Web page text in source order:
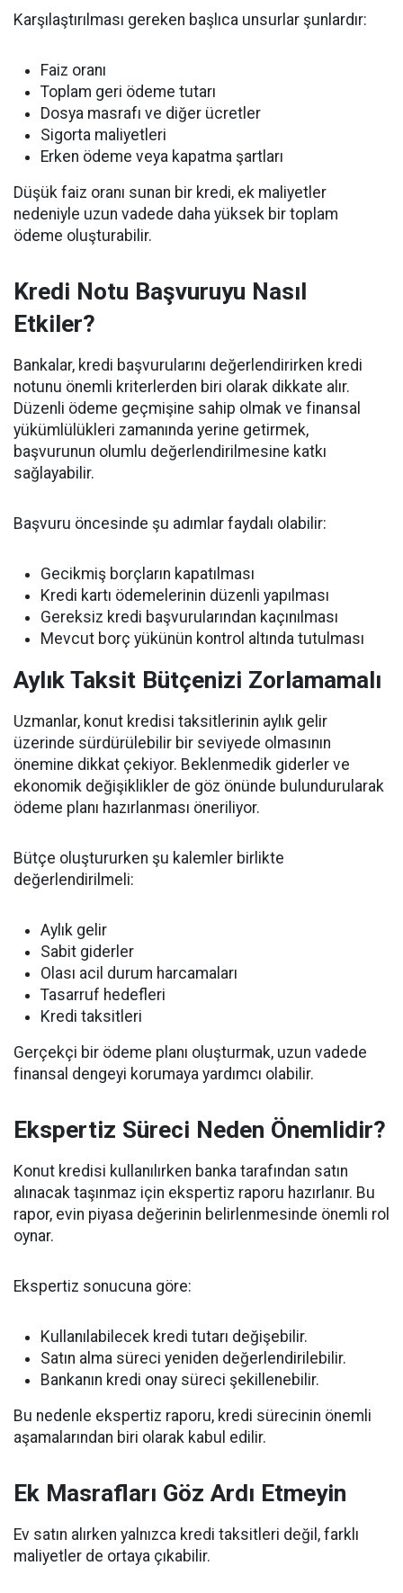
Karşılaştırılması gereken başlıca unsurlar şunlardır:
Faiz oranı
Toplam geri ödeme tutarı
Dosya masrafı ve diğer ücretler
Sigorta maliyetleri
Erken ödeme veya kapatma şartları
Düşük faiz oranı sunan bir kredi, ek maliyetler
nedeniyle uzun vadede daha yüksek bir toplam
ödeme oluşturabilir.
Kredi Notu Başvuruyu Nasıl
Etkiler?
Bankalar, kredi başvurularını değerlendirirken kredi
notunu önemli kriterlerden biri olarak dikkate alır.
Düzenli ödeme geçmişine sahip olmak ve finansal
yükümlülükleri zamanında yerine getirmek,
başvurunun olumlu değerlendirilmesine katkı
sağlayabilir.
Başvuru öncesinde şu adımlar faydalı olabilir:
Gecikmiş borçların kapatılması
Kredi kartı ödemelerinin düzenli yapılması
Gereksiz kredi başvurularından kaçınılması
Mevcut borç yükünün kontrol altında tutulması
Aylık Taksit Bütçenizi Zorlamamalı
Uzmanlar, konut kredisi taksitlerinin aylık gelir
üzerinde sürdürülebilir bir seviyede olmasının
önemine dikkat çekiyor. Beklenmedik giderler ve
ekonomik değişiklikler de göz önünde bulundurularak
ödeme planı hazırlanması öneriliyor.
Bütçe oluştururken şu kalemler birlikte
değerlendirilmeli:
Aylık gelir
Sabit giderler
Olası acil durum harcamaları
Tasarruf hedefleri
Kredi taksitleri
Gerçekçi bir ödeme planı oluşturmak, uzun vadede
finansal dengeyi korumaya yardımcı olabilir.
Ekspertiz Süreci Neden Önemlidir?
Konut kredisi kullanılırken banka tarafından satın
alınacak taşınmaz için ekspertiz raporu hazırlanır. Bu
rapor, evin piyasa değerinin belirlenmesinde önemli rol
oynar.
Ekspertiz sonucuna göre:
Kullanılabilecek kredi tutarı değişebilir.
Satın alma süreci yeniden değerlendirilebilir.
Bankanın kredi onay süreci şekillenebilir.
Bu nedenle ekspertiz raporu, kredi sürecinin önemli
aşamalarından biri olarak kabul edilir.
Ek Masrafları Göz Ardı Etmeyin
Ev satın alırken yalnızca kredi taksitleri değil, farklı
maliyetler de ortaya çıkabilir.